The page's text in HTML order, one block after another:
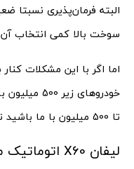
البته فرمان‌پذیری نسبتا
سوخت بالا کمی انتخاب آن
اما اگر با این مشکلات
خودروهای
تا 500 میلیون با ما باشید تا به لیفان X60 بپردازیم.
لیفان X60 اتوماتیک مدل 98